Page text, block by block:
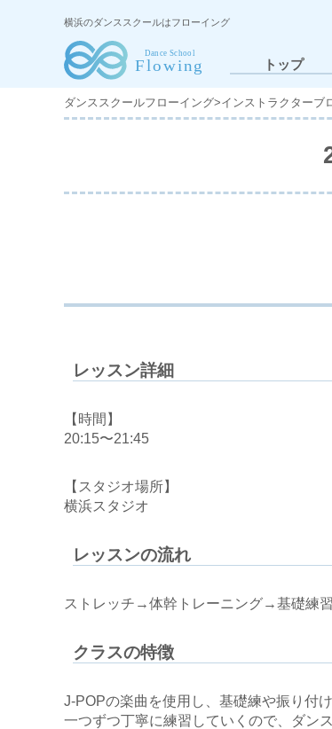
横浜のダンススクールはフローイング
トップ
ダンススクールフローイング>インストラクターブ
レッスン詳細
【時間】
20:15〜21:45
【スタジオ場所】
横浜スタジオ
レッスンの流れ
ストレッチ→体幹トレーニング→基礎練
クラスの特徴
J-POPの楽曲を使用し、基礎練や振り付
一つずつ丁寧に練習していくので、ダン